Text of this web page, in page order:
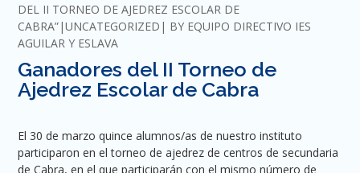
DEL II TORNEO DE AJEDREZ ESCOLAR DE
CABRA” UNCATEGORIZED BY EQUIPO DIRECTIVO IES
AGUILAR Y ESLAVA
Ganadores del II Torneo de
Ajedrez Escolar de Cabra
El 30 de marzo quince alumnos/as de nuestro instituto
participaron en el torneo de ajedrez de centros de secundaria
de Cabra, en el que participarán con el mismo número de